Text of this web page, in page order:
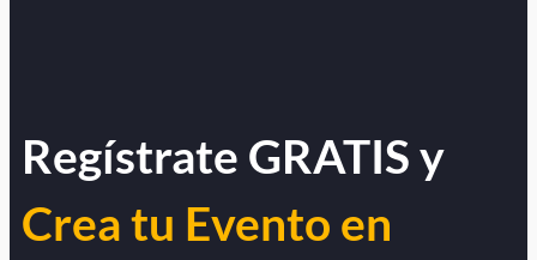
Regístrate GRATIS y
Crea tu Evento en